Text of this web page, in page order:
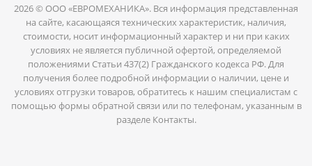
2026 © ООО «ЕВРОМЕХАНИКА». Вся информация представленная
на сайте, касающаяся технических характеристик, наличия,
стоимости, носит информационный характер и ни при каких
условиях не является публичной офертой, определяемой
положениями Статьи 437(2) Гражданского кодекса РФ. Для
получения более подробной информации о наличии, цене и
условиях отгрузки товаров, обратитесь к нашим специалистам с
помощью формы обратной связи или по телефонам, указанным в
разделе Контакты.